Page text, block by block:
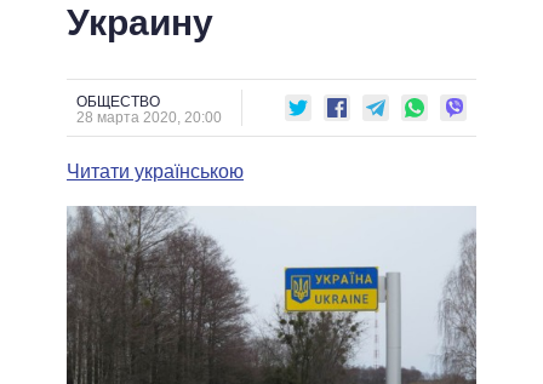
ОБЗОРЫ
ДАЙДЖЕСТЫ
ПРЕЗИДЕНТ И ОФИС
ВЕРХОВНАЯ РАДА
КАБИНЕТ МИНИСТРОВ
МЭРЫ
ВСЕ ПЕРСОНЫ
ПОДДЕРЖАТЬ
СРАВНЕНИЕ ПОЛИТИКОВ
Украину
ОБЩЕСТВО
28 марта 2020, 20:00
Читати українською